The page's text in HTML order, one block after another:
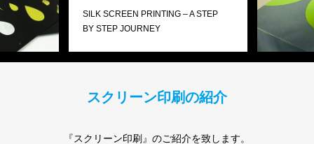
SILK SCREEN PRINTING – A STEP
BY STEP JOURNEY
スクリーン印刷の紹介
『スクリーン印刷』のご紹介を致します。